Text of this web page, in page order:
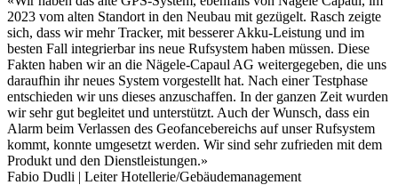
2023 vom alten Standort in den Neubau mit gezügelt. Rasch zeigte
sich, dass wir mehr Tracker, mit besserer Akku-Leistung und im
besten Fall integrierbar ins neue Rufsystem haben müssen. Diese
Fakten haben wir an die Nägele-Capaul AG weitergegeben, die uns
daraufhin ihr neues System vorgestellt hat. Nach einer Testphase
entschieden wir uns dieses anzuschaffen. In der ganzen Zeit wurden
wir sehr gut begleitet und unterstützt. Auch der Wunsch, dass ein
Alarm beim Verlassen des Geofancebereichs auf unser Rufsystem
kommt, konnte umgesetzt werden. Wir sind sehr zufrieden mit dem
Produkt und den Dienstleistungen.»
Fabio Dudli | Leiter Hotellerie/Gebäudemanagement